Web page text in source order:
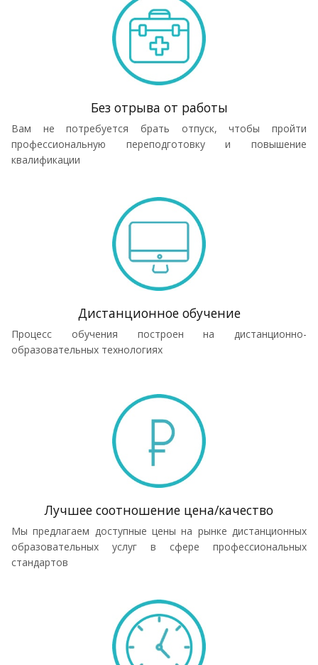
Без отрыва от работы
Вам не потребуется брать отпуск, чтобы пройти
профессиональную переподготовку и повышение
квалификации
Дистанционное обучение
Процесс обучения построен на дистанционно-
образовательных технологиях
Лучшее соотношение цена/качество
Мы предлагаем доступные цены на рынке дистанционных
образовательных услуг в сфере профессиональных
стандартов